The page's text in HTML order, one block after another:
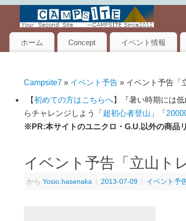
ホーム Concept イベント情報
Campsite7 » イベント予告 » イベント予告「
【初めての方はこちらへ】『暑い時期には
らチャレンジしよう「 超初心者登山 」「
※PR:本サイトのユニクロ・G.U.以外の商品
イベント予告「立山ト
から Yosio.hasenaka | 2013-07-09 | イベント予